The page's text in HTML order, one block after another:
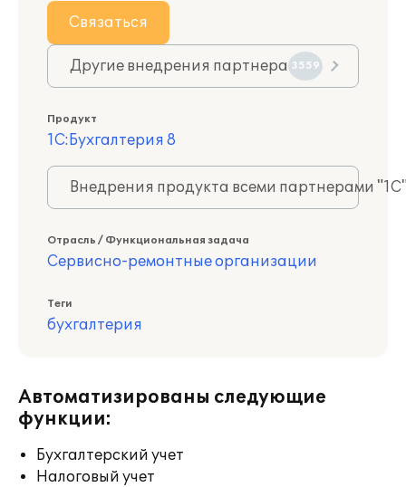
Связаться
Другие внедрения партнера 3559
Продукт
1С:Бухгалтерия 8
Внедрения продукта всеми партнерами
Отрасль / Функциональная задача
Сервисно-ремонтные организации
Теги
бухгалтерия
Автоматизированы следующие
функции:
Бухгалтерский учет
Налоговый учет